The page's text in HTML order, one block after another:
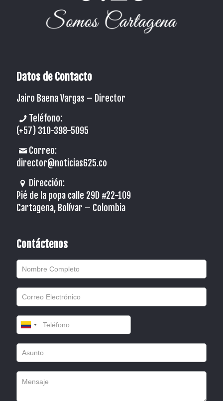
Datos de Contacto
Jairo Baena Vargas – Director
Teléfono:
(+57) 310-398-5095
Correo:
director@noticias625.co
Dirección:
Pié de la popa calle 29D #22-109
Cartagena, Bolívar – Colombia
Contáctenos